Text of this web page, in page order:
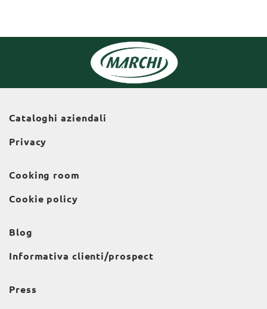
Cataloghi aziendali
Privacy
Cooking room
Cookie policy
Blog
Informativa clienti/prospect
Press